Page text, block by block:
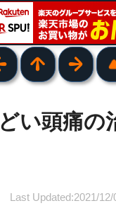
い頭痛の
Last Updated:2021/12/